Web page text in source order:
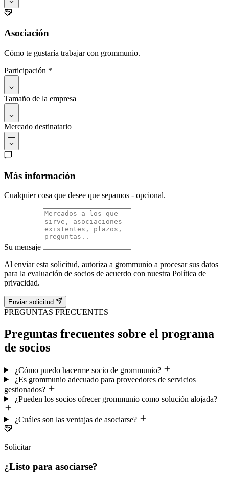
Asociación
Cómo te gustaría trabajar con grommunio.
Participación *
—
Tamaño de la empresa
—
Mercado destinatario
—
Más información
Cualquier cosa que desee que sepamos - opcional.
Su mensaje
Al enviar esta solicitud, autoriza a grommunio a procesar sus datos
para la evaluación de socios de acuerdo con nuestra Política de
privacidad.
Enviar solicitud
PREGUNTAS FRECUENTES
Preguntas frecuentes sobre el programa
de socios
¿Cómo puedo hacerme socio de grommunio?
¿Es grommunio adecuado para proveedores de servicios
gestionados?
¿Pueden los socios ofrecer grommunio como solución alojada?
¿Cuáles son las ventajas de asociarse?
Solicitar
¿Listo para asociarse?